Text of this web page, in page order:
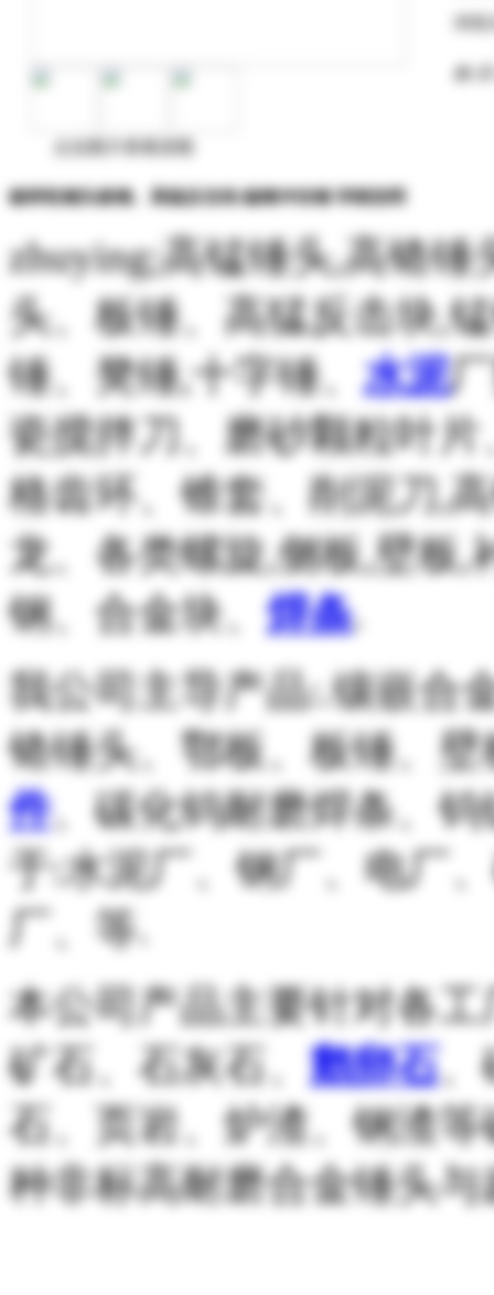
破碎机锤头板锤、高猛反击块,锰钢冲击锤 详细说明
zhuying;高锰锤头,高铬锤
头、板锤、高猛反击块,
锤、凳锤,十字锤、水泥
瓷搅拌刀、磨砂颗粒叶
格齿环、锥套、削泥刀,
龙、各类螺旋,侧板,壁板
钢、合金块、焊条.
我公司主导产品:.镶嵌合
铬锤头、鄂板、板锤、
件、碳化钨耐磨焊条、
于:水泥厂、钢厂、电厂
厂、等.
本公司产品主要针对各
矿石、石灰石、 鹅卵石、
石、页岩、炉渣、钢渣
种非标高耐磨合金锤头